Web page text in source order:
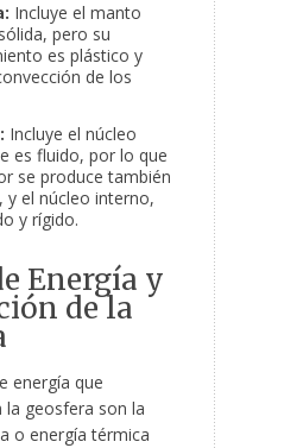
Incluye el manto
pero su
es plástico y
de los
Incluye el núcleo
es fluido, por lo que
se produce también
y el núcleo interno,
y rígido.
Energía y
de la
energía que
la geosfera son la
o energía térmica